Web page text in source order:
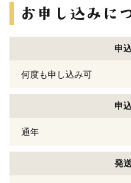
申
何度も申し込み可
申
通年
発